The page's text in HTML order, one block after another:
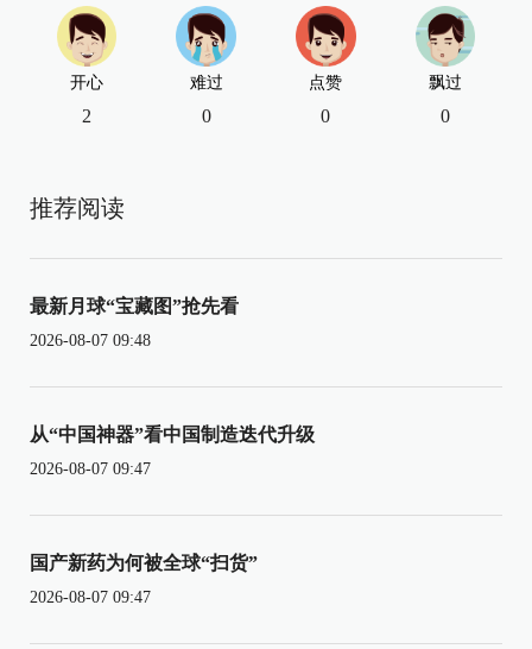
开心
2
难过
0
点赞
0
飘过
0
推荐阅读
最新月球“宝藏图”抢先看
2026-08-07 09:48
从“中国神器”看中国制造迭代升级
2026-08-07 09:47
国产新药为何被全球“扫货”
2026-08-07 09:47